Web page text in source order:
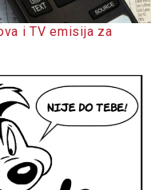
i TV emisija za